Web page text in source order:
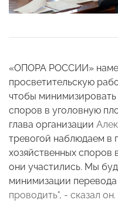
«ОПОРА РОССИИ»
просветительскую
чтобы
споров в уголовную
глава организации
тревогой наблюдаем в
хозяйственных споров
они участились. Мы
минимизации
проводить", - сказал он.